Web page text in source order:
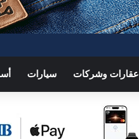
عقارات وشركات سيارات